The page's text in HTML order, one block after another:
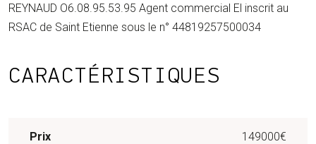
REYNAUD O6.08.95.53.95 Agent commercial El inscrit au
RSAC de Saint Etienne sous le n° 44819257500034
CARACTÉRISTIQUES
Prix 149000€